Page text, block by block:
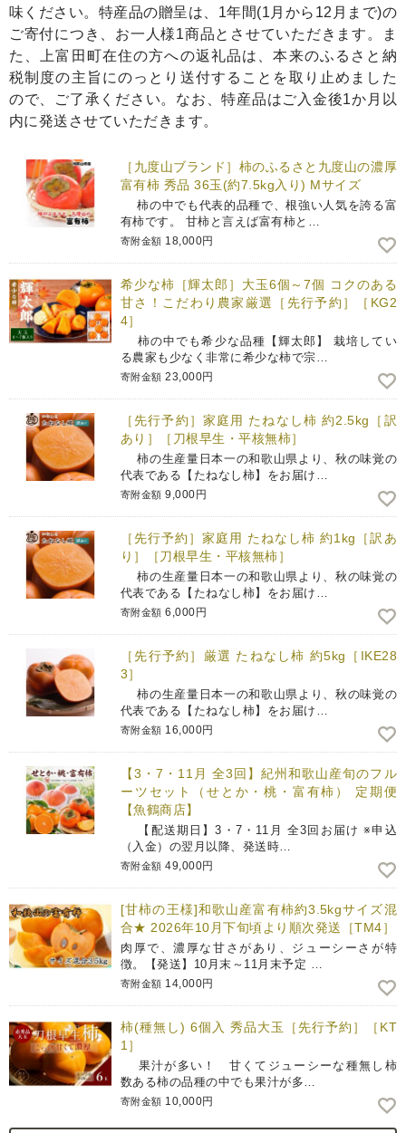
味ください。特産品の贈呈は、1年間(1月から12月まで)の
ご寄付につき、お一人様1商品とさせていただきます。ま
た、上富田町在住の方への返礼品は、本来のふるさと納
税制度の主旨にのっとり送付することを取り止めました
ので、ご了承ください。なお、特産品はご入金後1か月以
内に発送させていただきます。
［九度山ブランド］柿のふるさと九度山の濃厚
富有柿 秀品 36玉(約7.5kg入り) Mサイズ
柿の中でも代表的品種で、根強い人気を誇る富
有柿です。 甘柿と言えば富有柿と…
寄附金額 18,000円
希少な柿［輝太郎］大玉6個～7個 コクのある
甘さ！こだわり農家厳選［先行予約］［KG2
4］
柿の中でも希少な品種【輝太郎】 栽培してい
る農家も少なく非常に希少な柿で宗…
寄附金額 23,000円
［先行予約］家庭用 たねなし柿 約2.5kg［訳
あり］［刀根早生・平核無柿］
柿の生産量日本一の和歌山県より、秋の味覚の
代表である【たねなし柿】をお届け…
寄附金額 9,000円
［先行予約］家庭用 たねなし柿 約1kg［訳あ
り］［刀根早生・平核無柿］
柿の生産量日本一の和歌山県より、秋の味覚の
代表である【たねなし柿】をお届け…
寄附金額 6,000円
［先行予約］厳選 たねなし柿 約5kg［IKE28
3］
柿の生産量日本一の和歌山県より、秋の味覚の
代表である【たねなし柿】をお届け…
寄附金額 16,000円
【3・7・11月 全3回】紀州和歌山産旬のフル
ーツセット（せとか・桃・富有柿） 定期便
【魚鶴商店】
【配送期日】3・7・11月 全3回お届け ※申込
（入金）の翌月以降、発送時…
寄附金額 49,000円
[甘柿の王様]和歌山産富有柿約3.5kgサイズ混
合★ 2026年10月下旬頃より順次発送［TM4］
肉厚で、濃厚な甘さがあり、ジューシーさが特
徴。【発送】10月末～11月末予定 …
寄附金額 14,000円
柿(種無し) 6個入 秀品大玉［先行予約］［KT
1］
果汁が多い！ 甘くてジューシーな種無し柿
数ある柿の品種の中でも果汁が多…
寄附金額 10,000円